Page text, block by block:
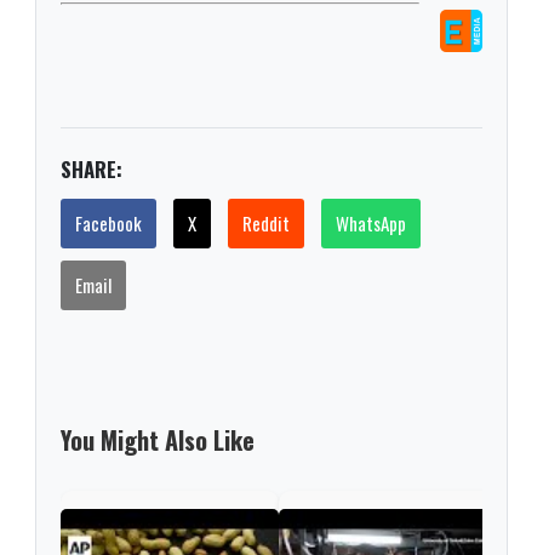
SHARE:
Facebook X Reddit WhatsApp
Email
You Might Also Like